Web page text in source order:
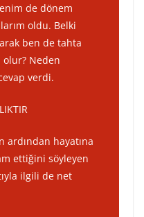
de dönem
oldu. Belki
ben de tahta
Neden
verdi.
ardından hayatına
ettiğini söyleyen
ilgili de net